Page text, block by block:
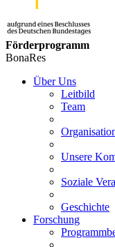
Förderprogramm
BonaRes
Über Uns
Leitbild
Team
Unsere
Soziale
Geschichte
Forschung